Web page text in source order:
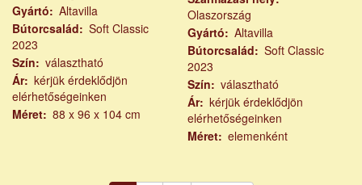
Gyártó
Altavilla
Bútorcsalád
Soft Classic
2023
Szín
választható
Ár kérjük érdeklődjön
elérhetőségeinken
Méret 88 x 96 x 104 cm
Olaszország
Gyártó
Altavilla
Bútorcsalád
Soft Classic
2023
Szín
választható
Ár
kérjük érdeklődjön
elérhetőségeinken
Méret
elemenként
Oldalszámozás